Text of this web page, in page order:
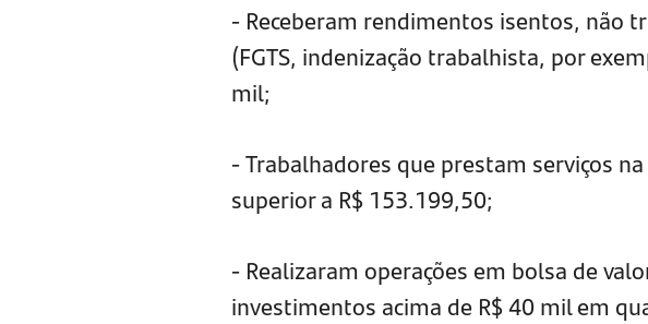
- Receberam rendimentos isentos, não
(FGTS, indenização trabalhista, por
mil;
- Trabalhadores que prestam serviços
superior a R$ 153.199,50;
- Realizaram operações em bolsa de
investimentos acima de R$ 40 mil em